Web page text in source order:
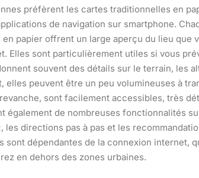
préfèrent les cartes traditionnelles en
de navigation sur smartphone.
papier offrent un large aperçu du lieu que
Elles sont particulièrement utiles si vous
souvent des détails sur le terrain, les
elles peuvent être un peu volumineuses à
sont facilement accessibles, très
également de nombreuses fonctionnalités
directions pas à pas et les
sont dépendantes de la connexion internet,
en dehors des zones urbaines.